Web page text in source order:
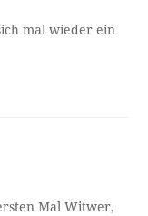
mal wieder ein
Mal Witwer,